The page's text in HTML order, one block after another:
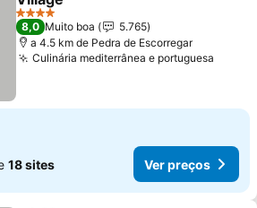
Ver preços
4 Estrelas
8,0 Muito boa
5.765
a 4.5 km de Pedra de Escorregar
Culinária mediterrânea e portuguesa
18 sites Ver preços